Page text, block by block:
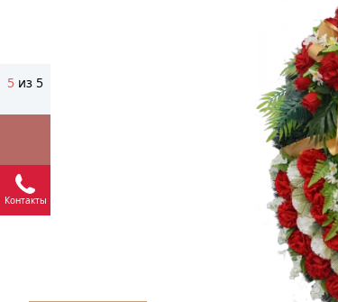
5 из 5
Контакты